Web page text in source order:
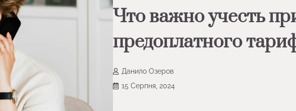
Что важно учесть
предоплатного
Данило Озеров
15 Серпня, 2024